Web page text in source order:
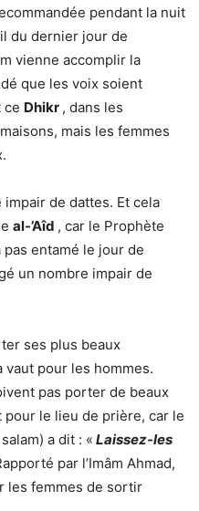
pendant la nuit
du dernier jour de
vienne accomplir la
que les voix soient
ce Dhikr , dans les
mais les femmes
de dattes. Et cela
al-’Aîd , car le Prophète
pas entamé le jour de
un nombre impair de
ses plus beaux
pour les hommes.
pas porter de beaux
le lieu de prière, car le
a dit : « Laissez-les
par l’Imâm Ahmad,
les femmes de sortir